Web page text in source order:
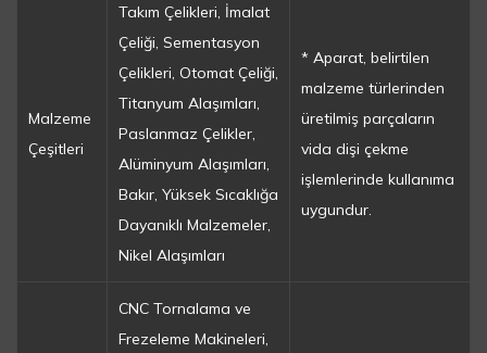
Malzeme
Çeşitleri
Takım Çelikleri, İmalat
Çeliği, Sementasyon
Çelikleri, Otomat Çeliği,
Titanyum Alaşımları,
Paslanmaz Çelikler,
Alüminyum Alaşımları,
Bakır, Yüksek Sıcaklığa
Dayanıklı Malzemeler,
Nikel Alaşımları
* Aparat, belirtilen
malzeme türlerinden
üretilmiş parçaların
vida dişi çekme
işlemlerinde kullanıma
uygundur.
CNC Tornalama ve
Frezeleme Makineleri,